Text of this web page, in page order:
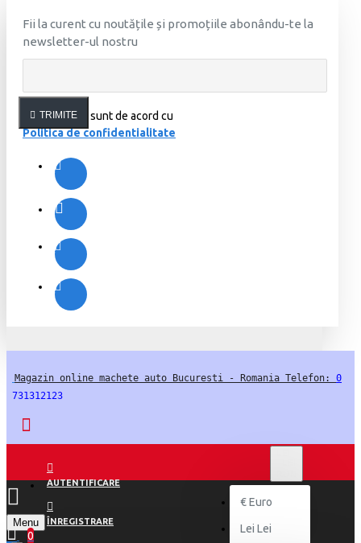
Fii la curent cu noutățile și promoțiile abonându-te la
newsletter-ul nostru
TRIMITE
Am citit şi sunt de acord cu
Politica de confidentialitate
Magazin online machete auto Bucuresti - Romania Telefon: 0
731312123
AUTENTIFICARE
ÎNREGISTRARE
€Euro
Lei Lei
Menu
0